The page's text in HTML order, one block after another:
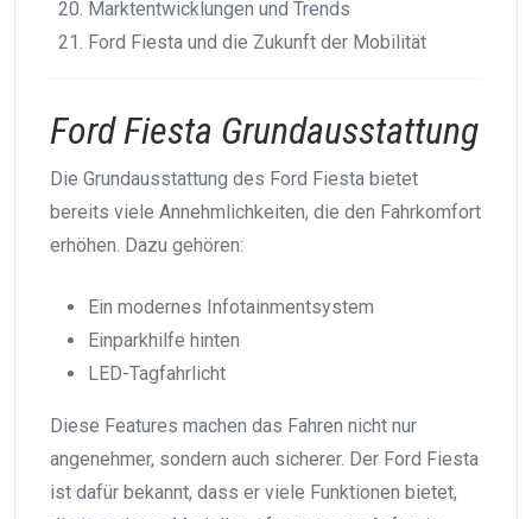
Marktentwicklungen und Trends
Ford Fiesta und die Zukunft der Mobilität
Ford Fiesta Grundausstattung
Die Grundausstattung des Ford Fiesta bietet
bereits viele Annehmlichkeiten, die den Fahrkomfort
erhöhen. Dazu gehören:
Ein modernes Infotainmentsystem
Einparkhilfe hinten
LED-Tagfahrlicht
Diese Features machen das Fahren nicht nur
angenehmer, sondern auch sicherer. Der Ford Fiesta
ist dafür bekannt, dass er viele Funktionen bietet,